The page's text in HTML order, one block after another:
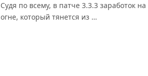
Судя по всему, в патче 3.3.3 заработок
огне, который тянется из …